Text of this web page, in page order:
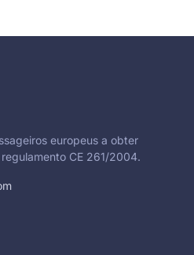
europeus a obter
CE 261/2004.